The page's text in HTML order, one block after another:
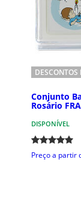
Conjunto
Rosário
DISPONÍVEL
Preço a partir